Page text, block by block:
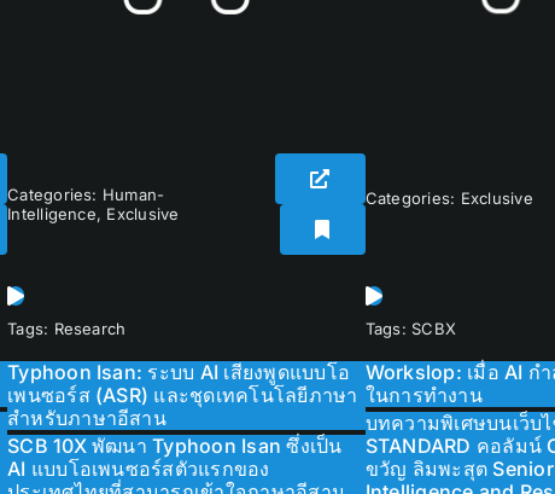
Categories: Human-
Intelligence, Exclusive
Tags: Research
Typhoon Isan: ระบบ AI เสียงพูดแบบโอ
เพนซอร์ส (ASR) และชุดเทคโนโลยีภาษา
สำหรับภาษาอีสาน
SCB 10X พัฒนา Typhoon Isan ซึ่งเป็น
AI แบบโอเพนซอร์สตัวแรกของ
Categories: Exclusive
Tags: SCBX
Workslop: เมื่อ AI ก
ในการทำงาน
บทความพิเศษบนเว็บ
STANDARD คอลัมน์
ขวัญ ลิมพะสุต